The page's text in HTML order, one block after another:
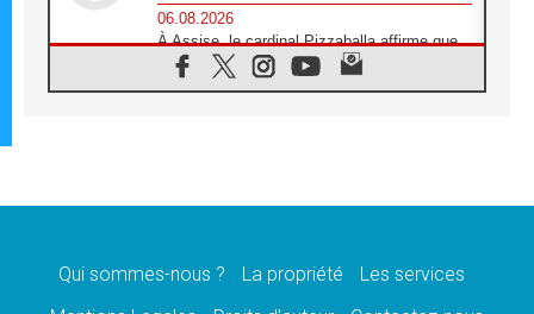
06.08.2026
À Assise, le cardinal Pizzaballa affirme que
«les chrétiens veulent la paix»
06.08.2026
message de paix et de dignité humaine»
Qui sommes-nous ? La propriété
Les services